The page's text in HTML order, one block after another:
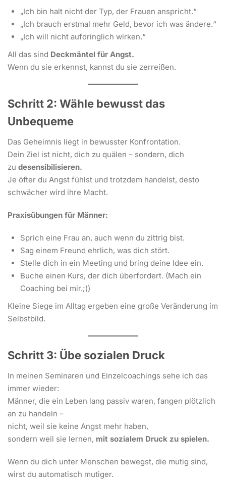
„Ich bin halt nicht der Typ, der Frauen anspricht.“
„Ich brauch erstmal mehr Geld, bevor ich was ändere.“
„Ich will nicht aufdringlich wirken.“
All das sind Deckmäntel für Angst.
Wenn du sie erkennst, kannst du sie zerreißen.
Schritt 2: Wähle bewusst das
Unbequeme
Das Geheimnis liegt in bewusster Konfrontation.
Dein Ziel ist nicht, dich zu quälen – sondern, dich
zu desensibilisieren.
Je öfter du Angst fühlst und trotzdem handelst, desto
schwächer wird ihre Macht.
Praxisübungen für Männer:
Sprich eine Frau an, auch wenn du zittrig bist.
Sag einem Freund ehrlich, was dich stört.
Stelle dich in ein Meeting und bring deine Idee ein.
Buche einen Kurs, der dich überfordert. (Mach ein
Coaching bei mir.;))
Kleine Siege im Alltag ergeben eine große Veränderung im
Selbstbild.
Schritt 3: Übe sozialen Druck
In meinen Seminaren und Einzelcoachings sehe ich das
immer wieder:
Männer, die ein Leben lang passiv waren, fangen plötzlich
an zu handeln –
nicht, weil sie keine Angst mehr haben,
sondern weil sie lernen, mit sozialem Druck zu spielen.
Wenn du dich unter Menschen bewegst, die mutig sind,
wirst du automatisch mutiger.